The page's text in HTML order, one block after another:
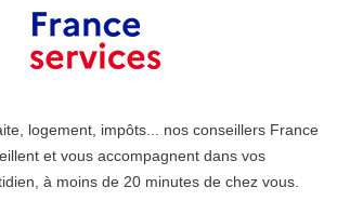
logement, impôts... nos conseillers France
et vous accompagnent dans vos
à moins de 20 minutes de chez vous.